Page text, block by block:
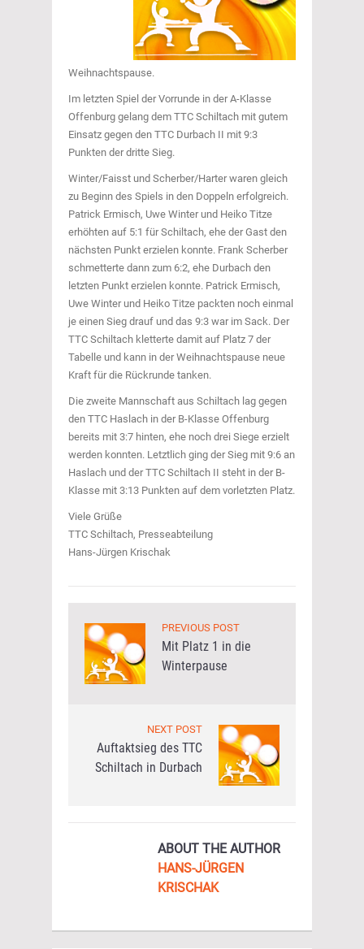
Weihnachtspause.
Im letzten Spiel der Vorrunde in der A-Klasse
Offenburg gelang dem TTC Schiltach mit gutem
Einsatz gegen den TTC Durbach II mit 9:3
Punkten der dritte Sieg.
Winter/Faisst und Scherber/Harter waren gleich
zu Beginn des Spiels in den Doppeln erfolgreich.
Patrick Ermisch, Uwe Winter und Heiko Titze
erhöhten auf 5:1 für Schiltach, ehe der Gast den
nächsten Punkt erzielen konnte. Frank Scherber
schmetterte dann zum 6:2, ehe Durbach den
letzten Punkt erzielen konnte. Patrick Ermisch,
Uwe Winter und Heiko Titze packten noch einmal
je einen Sieg drauf und das 9:3 war im Sack. Der
TTC Schiltach kletterte damit auf Platz 7 der
Tabelle und kann in der Weihnachtspause neue
Kraft für die Rückrunde tanken.
Die zweite Mannschaft aus Schiltach lag gegen
den TTC Haslach in der B-Klasse Offenburg
bereits mit 3:7 hinten, ehe noch drei Siege erzielt
werden konnten. Letztlich ging der Sieg mit 9:6 an
Haslach und der TTC Schiltach II steht in der B-
Klasse mit 3:13 Punkten auf dem vorletzten Platz.
Viele Grüße
TTC Schiltach, Presseabteilung
Hans-Jürgen Krischak
PREVIOUS POST
Mit Platz 1 in die
Winterpause
NEXT POST
Auftaktsieg des TTC
Schiltach in Durbach
ABOUT THE AUTHOR
HANS-JÜRGEN
KRISCHAK